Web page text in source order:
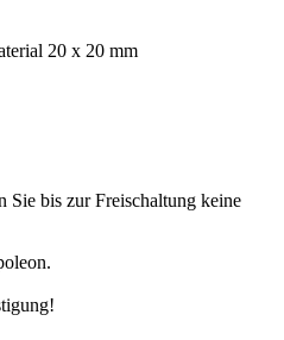
20 x 20 mm
Sie bis zur Freischaltung keine